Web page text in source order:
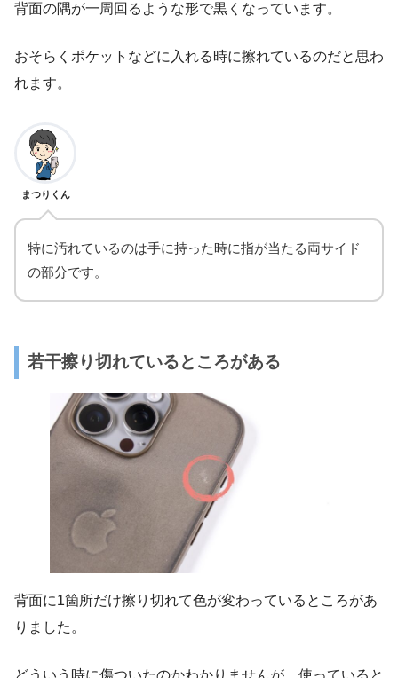
背面の隅が一周回るような形で黒くなっています。
おそらくポケットなどに入れる時に擦れているのだと思わ
れます。
まつりくん
特に汚れているのは手に持った時に指が当たる両サイド
の部分です。
若干擦り切れているところがある
背面に1箇所だけ擦り切れて色が変わっているところがあ
りました。
どういう時に傷ついたのかわかりませんが、使っていると